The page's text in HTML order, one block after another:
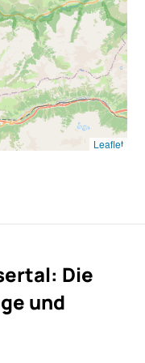
Leaflet
Die
und